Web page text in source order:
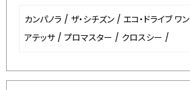
カンパノラ / ザ・シチズン / エコ・ドライブ ワン
アテッサ / プロマスター / クロスシー /